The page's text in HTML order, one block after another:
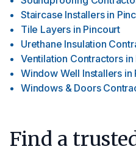
Staircase Installers in
Tile Layers in Pincourt
Urethane Insulation
Ventilation Contractors in
Window Well Installers in
Windows & Doors
Find a